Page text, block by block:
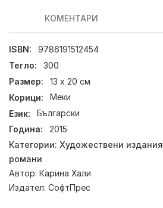
КОМЕНТАРИ
ISBN:
9786191512454
Тегло:
300
Размер:
13 x 20 см
Корици:
Меки
Език:
Български
Година:
2015
Категории: Художествени издания
романи
Автор: Карина Хали
Издател: СофтПрес